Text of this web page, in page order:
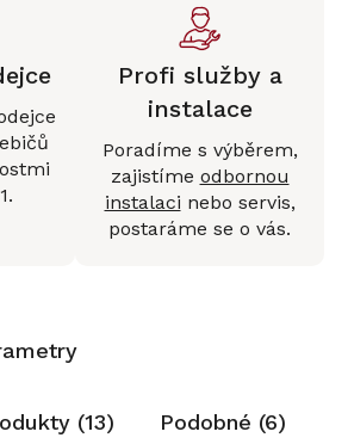
Profi služby a
instalace
Poradíme s výběrem,
zajistíme odbornou
instalaci nebo servis,
postaráme se o vás.
(13) Podobné (6)